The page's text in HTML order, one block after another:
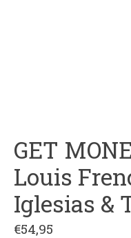
GET
Louis
Iglesias &
€54,95